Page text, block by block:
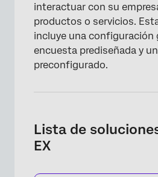
interactuar con su
productos o servicios.
incluye una configuración
encuesta prediseñada y
preconfigurado.
Lista de
EX